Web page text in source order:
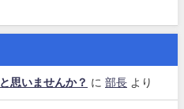
思いませんか？ に 部長 より